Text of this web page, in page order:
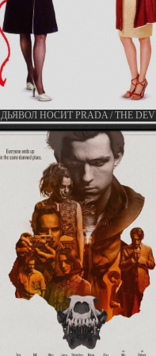
ДЬЯВОЛ НОСИТ PRADA / THE
WEARS PRADA (2006)